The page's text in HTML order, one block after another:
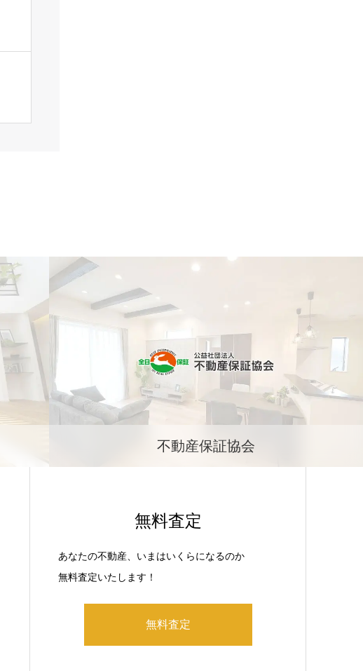
不動産保証協会
無料査定
あなたの不動産、いまはいくらになるのか
無料査定いたします！
無料査定